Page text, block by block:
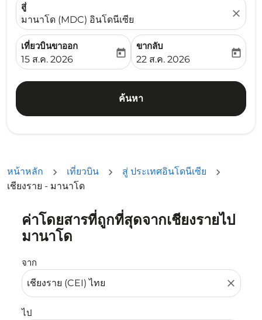
สู่
มานาโด (MDC) อินโดนีเซีย
close
เที่ยวบินขาออก
fc-booking-departure-date-aria-label
15 ส.ค. 2026
today
ขากลับ
fc-booking-return-date-
22 ส.ค. 2026
today
ค้นหา
หน้าหลัก เที่ยวบิน
สู่ ประเทศอินโดนีเซีย
เชียงราย - มานาโด
ค่าโดยสารที่ถูกที่สุดจากเชียงรายไป
มานาโด
จาก
close
ไป
ลองอัปเดตเส้นทางของคุณ (ต้นทางและ/หรือปลายทาง) หรื